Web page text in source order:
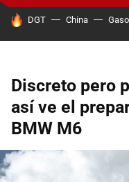
HOY SE HABLA DE
DGT China
Discreto pero
así ve el
BMW M6